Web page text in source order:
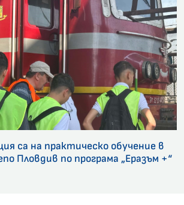
са на практическо обучение в
Пловдив по програма „Еразъм +“